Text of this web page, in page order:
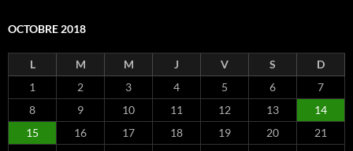
OCTOBRE 2018
L M M J V S
D
1
2 3 4 5 6
7
8
9 10 11 12 13
14
15
16 17 18 19 20
21